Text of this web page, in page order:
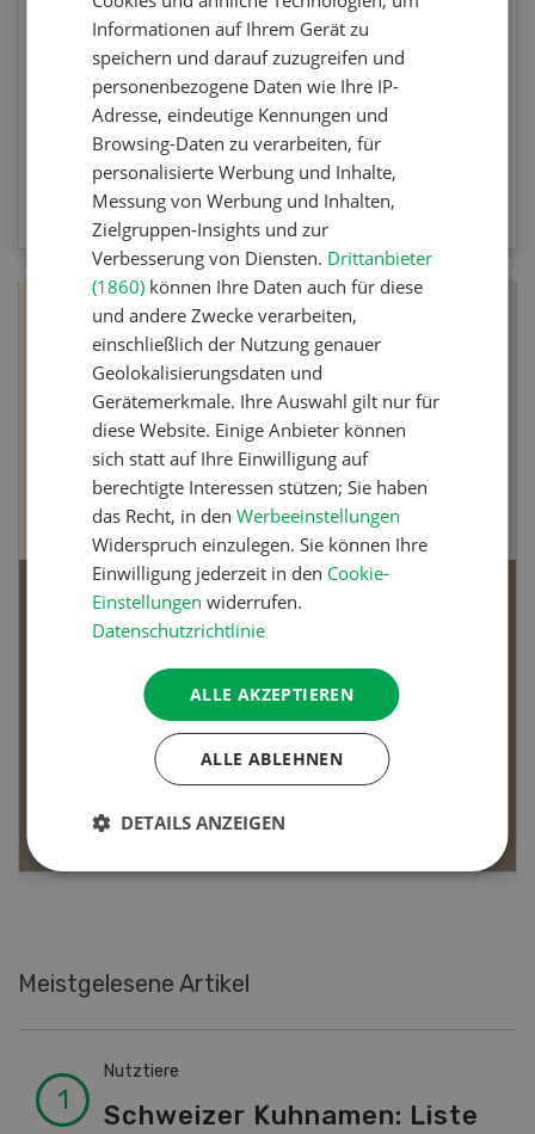
Agrar-Quiz der UFA-Revue. Die Fragen
beziehen sich auf die Unkrautbekämpfung und
Maschinen zur mechanischen
Unkrautbekämpfung.
ZUM QUIZ
Bio-Artikel
Dossier Bio-Artikel
Meistgelesene Artikel
Nutztiere
Schweizer Kuhnamen: Liste
Informationen auf Ihrem Gerät zu
speichern und darauf zuzugreifen und
personenbezogene Daten wie Ihre IP-
Adresse, eindeutige Kennungen und
Browsing-Daten zu verarbeiten, für
personalisierte Werbung und Inhalte,
Messung von Werbung und Inhalten,
Zielgruppen-Insights und zur
Verbesserung von Diensten. Drittanbieter
(1860) können Ihre Daten auch für diese
und andere Zwecke verarbeiten,
einschließlich der Nutzung genauer
Geolokalisierungsdaten und
Gerätemerkmale. Ihre Auswahl gilt nur für
diese Website. Einige Anbieter können
sich statt auf Ihre Einwilligung auf
berechtigte Interessen stützen; Sie haben
das Recht, in denWerbeeinstellungen
Widerspruch einzulegen. Sie können Ihre
Einwilligung jederzeit in den Cookie-
Einstellungen widerrufen.
Datenschutzrichtlinie
ALLE AKZEPTIEREN
ALLE ABLEHNEN
DETAILS ANZEIGEN